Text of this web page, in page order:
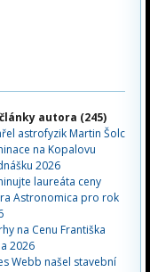
autora (245)
astrofyzik Martin Šolc
na Kopalovu
2026
laureáta ceny
Astronomica pro rok
na Cenu Františka
2026
Webb našel stavební